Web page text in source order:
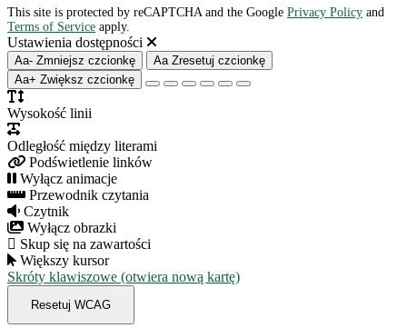
This site is protected by reCAPTCHA and the Google Privacy Policy and
Terms of Service apply.
Ustawienia dostępności
Aa- Zmniejsz czcionkę Aa Zresetuj czcionkę
Aa+ Zwiększ czcionkę
Wysokość linii
Odległość między literami
Podświetlenie linków
Wyłącz animacje
Przewodnik czytania
Czytnik
Wyłącz obrazki
Skup się na zawartości
Większy kursor
Skróty klawiszowe (otwiera nową kartę)
Resetuj WCAG